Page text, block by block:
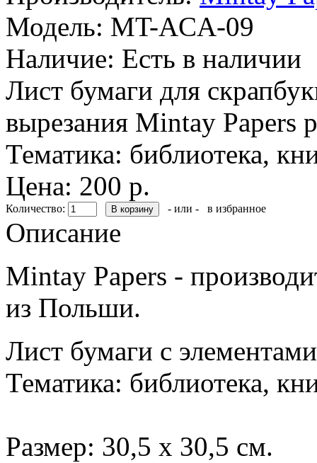
Модель: MT-ACA-09
Наличие: Есть в наличии
Лист бумаги для
вырезания Mintay Papers
Тематика: библиотека,
Цена: 200 р.
Количество: - или - в избранное
Описание
Mintay Papers -
из Польши.
Лист бумаги с
Тематика: библиотека,
Размер: 30,5 х 30,5 см.